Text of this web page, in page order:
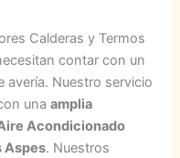
Calderas y Termos
contar con un
avería. Nuestro servicio
unaamplia
Acondicionado
Aspes. Nuestros